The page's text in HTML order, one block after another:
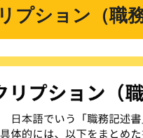
プション（職